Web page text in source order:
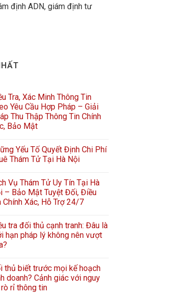
định ADN, giám định tư
Tra, Xác Minh Thông Tin
Yêu Cầu Hợp Pháp – Giải
Thu Thập Thông Tin Chính
Bảo Mật
Yếu Tố Quyết Định Chi Phí
Thám Tử Tại Hà Nội
Vụ Thám Tử Uy Tín Tại Hà
– Bảo Mật Tuyệt Đối, Điều
Chính Xác, Hỗ Trợ 24/7
tra đối thủ cạnh tranh: Đâu là
hạn pháp lý không nên vượt
thủ biết trước mọi kế hoạch
doanh? Cảnh giác với nguy
rỉ thông tin